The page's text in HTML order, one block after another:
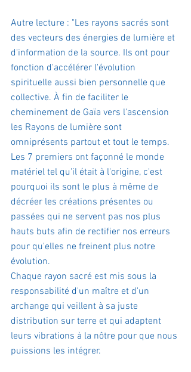
Autre lecture : "Les rayons sacrés sont
des vecteurs des énergies de lumière et
d'information de la source. Ils ont pour
fonction d'accélérer l'évolution
spirituelle aussi bien personnelle que
collective. À fin de faciliter le
cheminement de Gaïa vers l'ascension
les Rayons de lumière sont
omniprésents partout et tout le temps.
Les 7 premiers ont façonné le monde
matériel tel qu'il était à l'origine, c'est
pourquoi ils sont le plus à même de
décréer les créations présentes ou
passées qui ne servent pas nos plus
hauts buts afin de rectifier nos erreurs
pour qu'elles ne freinent plus notre
évolution.
Chaque rayon sacré est mis sous la
responsabilité d'un maître et d'un
archange qui veillent à sa juste
distribution sur terre et qui adaptent
leurs vibrations à la nôtre pour que nous
puissions les intégrer.